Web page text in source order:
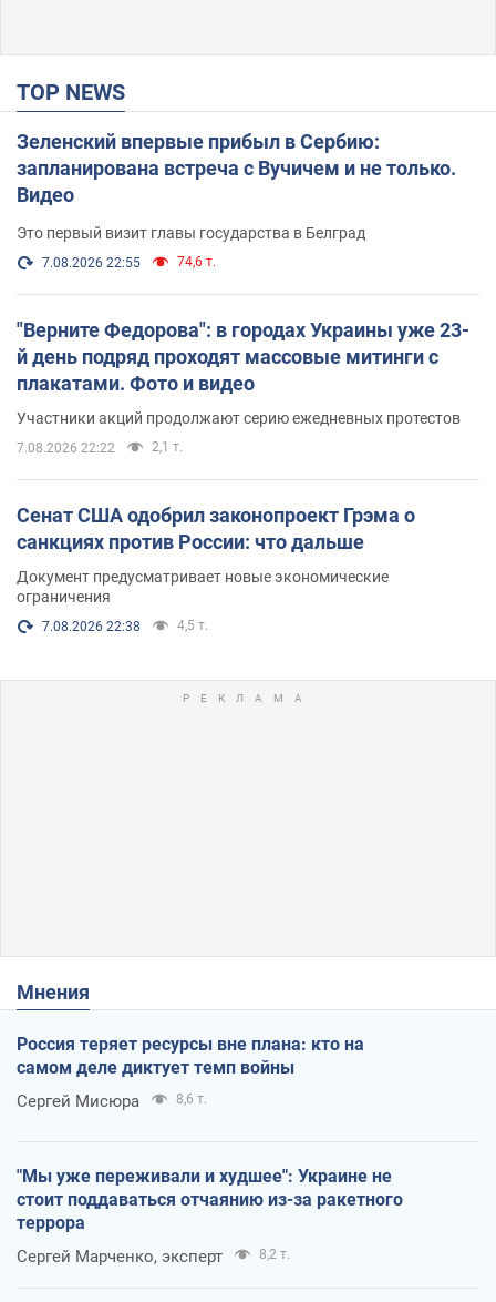
TOP NEWS
Зеленский впервые прибыл в Сербию:
запланирована встреча с Вучичем и не только.
Видео
Это первый визит главы государства в Белград
7.08.2026 22:55 74,6 т.
"Верните Федорова": в городах Украины уже 23-
й день подряд проходят массовые митинги с
плакатами. Фото и видео
Участники акций продолжают серию ежедневных протестов
7.08.2026 22:22 2,1 т.
Сенат США одобрил законопроект Грэма о
санкциях против России: что дальше
Документ предусматривает новые экономические
ограничения
7.08.2026 22:38 4,5 т.
Мнения
Россия теряет ресурсы вне плана: кто на
самом деле диктует темп войны
Сергей Мисюра 8,6 т.
"Мы уже переживали и худшее": Украине не
стоит поддаваться отчаянию из-за ракетного
террора
Сергей Марченко, эксперт 8,2 т.